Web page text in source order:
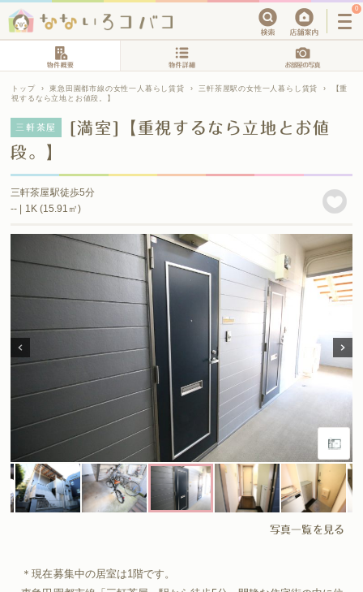
0
トップ › 東急田園都市線の女性一人暮らし賃貸 › 三軒茶屋駅の女性一人暮らし賃貸 ›
【重
視するなら立地とお値段。】
三軒茶屋
[満室]【重視するなら立地とお値
段。】
三軒茶屋駅徒歩5分
-- | 1K (15.91㎡)
写真一覧を見る
＊現在募集中の居室は1階です。